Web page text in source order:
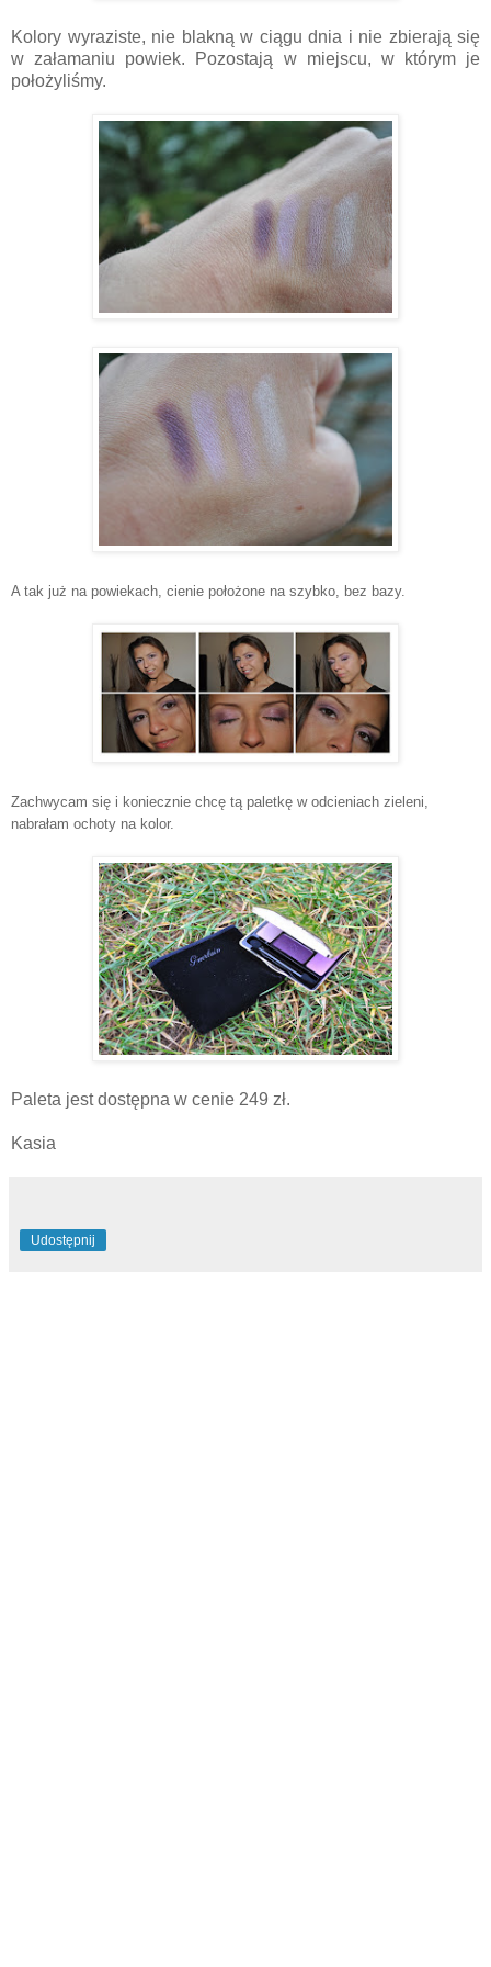
Kolory wyraziste, nie blakną w ciągu dnia i nie zbierają się
w załamaniu powiek. Pozostają w miejscu, w którym je
położyliśmy.
A tak już na powiekach, cienie położone na szybko, bez bazy.
Zachwycam się i koniecznie chcę tą paletkę w odcieniach zieleni,
nabrałam ochoty na kolor.
Paleta jest dostępna w cenie 249 zł.
Kasia
Udostępnij